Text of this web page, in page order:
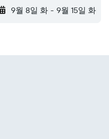
9월 8일 화 - 9월 15일 화